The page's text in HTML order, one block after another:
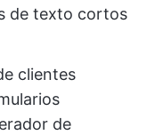
de texto cortos
clientes
de